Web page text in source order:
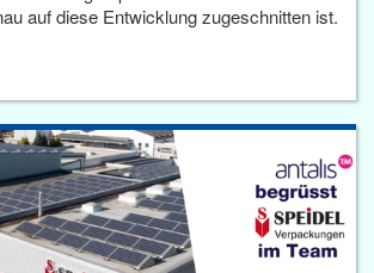
auf diese Entwicklung zugeschnitten ist.